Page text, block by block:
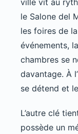
ville vit au
le Salone del
les foires de
événements,
chambres se
davantage. À
se détend et
L’autre clé
possède un